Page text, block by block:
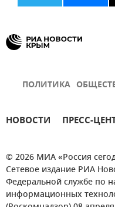
ПОЛИТИКА
НОВОСТИ ПРЕСС-
© 2026 МИА «Россия
Сетевое издание РИА
Федеральной службе по
информационных